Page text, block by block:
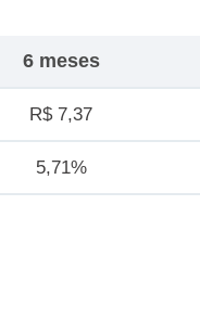
6 meses
R$ 7,37
5,71%